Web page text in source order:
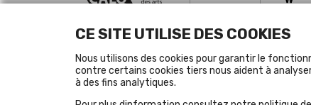
CE SITE UTILISE DES COOKIES
Nous utilisons des cookies pour garantir le
contre certains cookies tiers nous aident à
à des fins analytiques.